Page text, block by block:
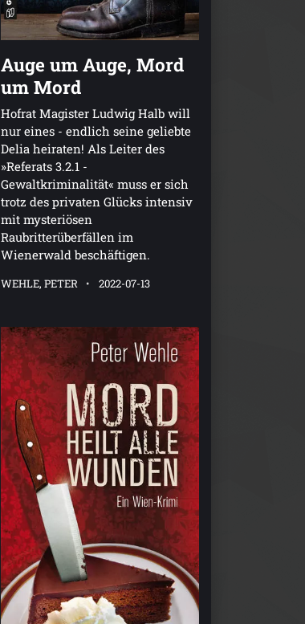
Auge um Auge, Mord
um Mord
Hofrat Magister Ludwig Halb will
nur eines - endlich seine geliebte
Delia heiraten! Als Leiter des
»Referats 3.2.1 -
Gewaltkriminalität« muss er sich
trotz des privaten Glücks intensiv
mit mysteriösen
Raubritterüberfällen im
Wienerwald beschäftigen.
WEHLE, PETER 2022-07-13